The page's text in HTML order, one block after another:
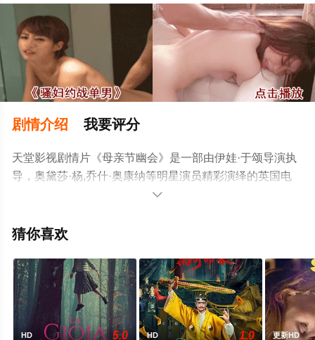
剧情介绍 我要评分
天堂影视剧情片《母亲节幽会》是一部由伊娃·于颂导演执
导，奥黛莎·杨,乔什·奥康纳等明星演员精彩演绎的英国电
影，手机免费观看高清未删减完整版电影大全就上天堂电
等平台了解。

猜你喜欢
HD 5.0 HD 1.0 更新HD